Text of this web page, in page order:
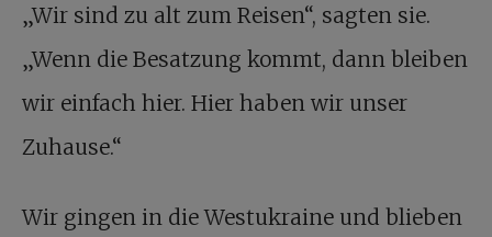
„Wir sind zu alt zum Reisen“, sagten sie.
„Wenn die Besatzung kommt, dann bleiben
wir einfach hier. Hier haben wir unser
Zuhause.“
Wir gingen in die Westukraine und blieben